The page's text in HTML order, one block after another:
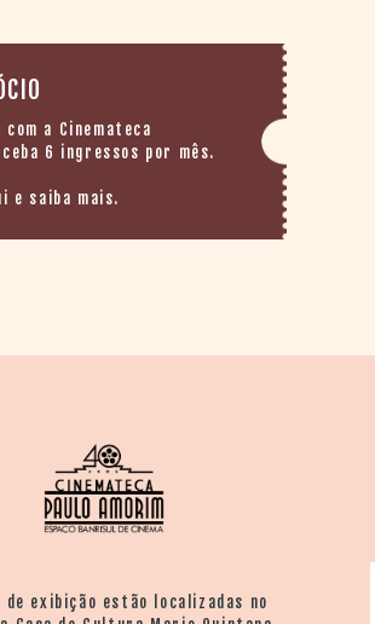
a Cinemateca
6 ingressos por mês.
e saiba mais.
de exibição estão localizadas no